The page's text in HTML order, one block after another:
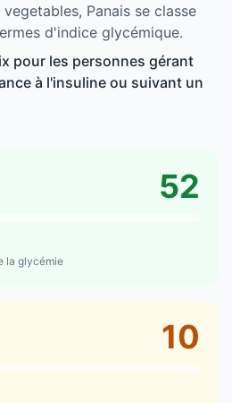
Panais se classe
d'indice glycémique.
pour les personnes gérant
à l'insuline ou suivant un
52
la glycémie
10